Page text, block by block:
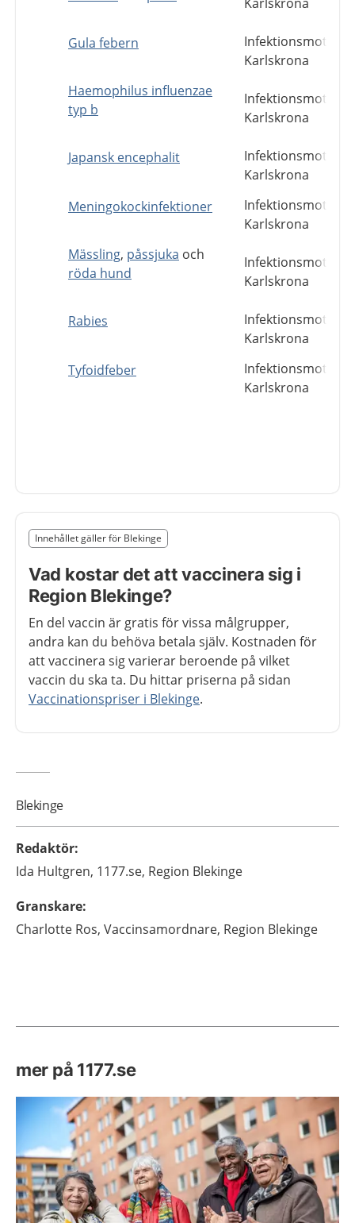
Gula febern
Karlskrona
Haemophilus influenzae
typ b
Karlskrona
Japansk encephalit
Karlskrona
Meningokockinfektioner
Karlskrona
Mässling, påssjuka och
röda hund
Karlskrona
Rabies
Karlskrona
Tyfoidfeber
Karlskrona
Nedan innehåll gäller region Blekinge
Innehållet gäller för Blekinge
Vad kostar det att vaccinera sig i
Region Blekinge?
En del vaccin är gratis för vissa målgrupper,
andra kan du behöva betala själv. Kostnaden för
att vaccinera sig varierar beroende på vilket
vaccin du ska ta. Du hittar priserna på sidan
Vaccinationspriser i Blekinge.
Slut på det regionala tillägget från region Blekinge
Blekinge
Redaktör:
Ida Hultgren, 1177.se, Region Blekinge
Granskare:
Charlotte Ros, Vaccinsamordnare, Region Blekinge
mer på 1177.se